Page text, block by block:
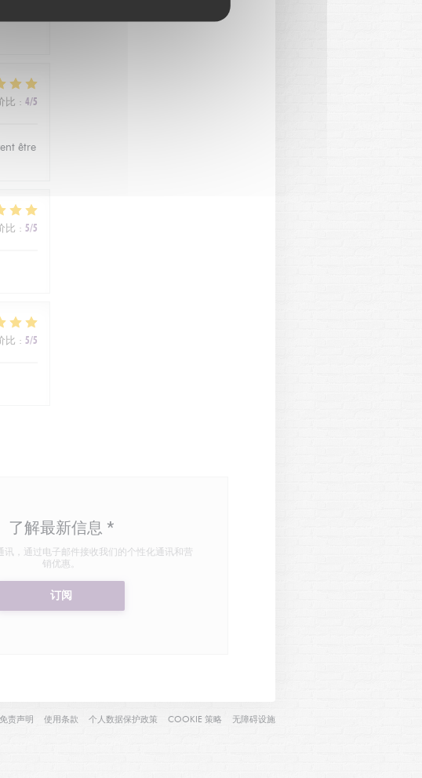
比 : 4/5
être
比 : 5/5
比 : 5/5
了解最新信息 *
讯，通过电子邮件接收我们的个性化通讯和营
销优惠。
订阅
免责声明 ((在新窗口中打开))
使用条款 ((在新窗口中打开))
个人数据保护政策 ((在新窗口中打开))
COOKIE 策略((在新窗口中打开))
无障碍设施((在新窗口中打开))